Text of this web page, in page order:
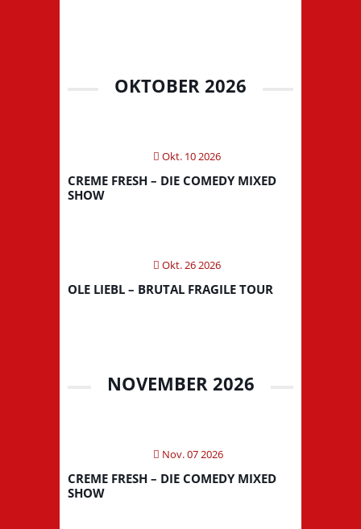
OKTOBER 2026
Okt. 10 2026
CREME FRESH – DIE COMEDY MIXED
SHOW
Okt. 26 2026
OLE LIEBL – BRUTAL FRAGILE TOUR
NOVEMBER 2026
Nov. 07 2026
CREME FRESH – DIE COMEDY MIXED
SHOW